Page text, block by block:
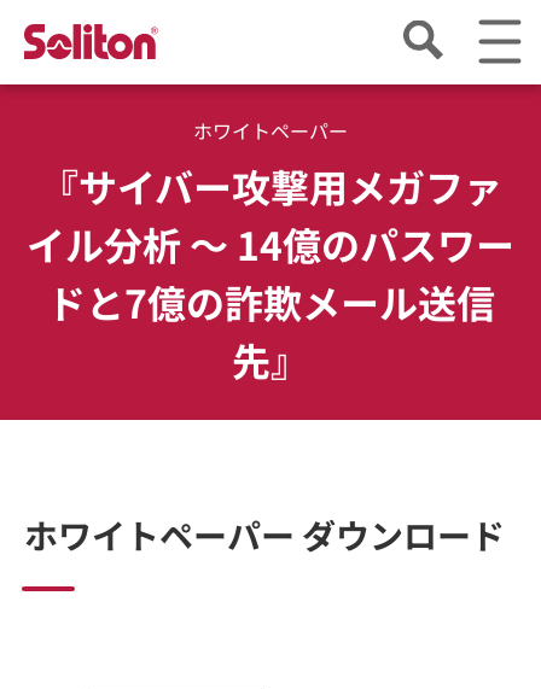
ホワイトペーパー
『サイバー攻撃用メガファ
イル分析 ～ 14億のパスワー
ドと7億の詐欺メール送信
先』
ホワイトペーパー ダウンロード